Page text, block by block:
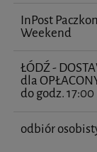
InPost
Weekend
ŁÓDŹ -
dla
do godz. 17:00
odbiór